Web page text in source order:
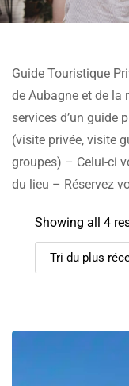
Guide Touristique
de Aubagne et de la
services d’un guide
(visite privée, visite
groupes) – Celui-ci
du lieu – Réservez
Showing all 4